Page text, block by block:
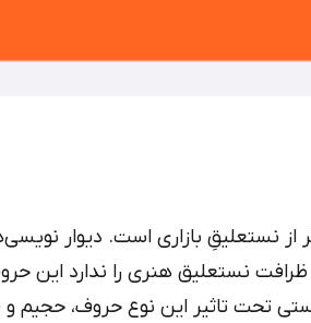
نستعلیقِ بازاری است. دیوار
نستعلیق هنری را ندارد این
تحت تاثیر این نوع حروف، حجیم